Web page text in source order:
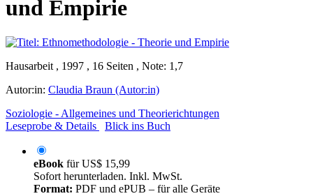
und Empirie
Hausarbeit , 1997 , 16 Seiten , Note: 1,7
Autor:in: Claudia Braun (Autor:in)
Soziologie - Allgemeines und Theorierichtungen
Leseprobe & Details
Blick ins Buch
eBook fürUS$ 15,99
Sofort herunterladen. Inkl. MwSt.
Format: PDF und ePUB – für alle Geräte